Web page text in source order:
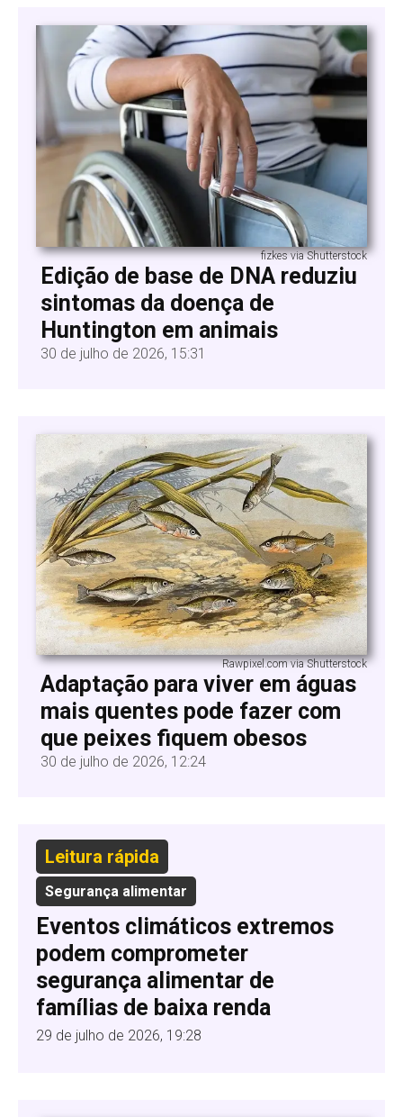
fizkes via Shutterstock
Edição de base de DNA reduziu
sintomas da doença de
Huntington em animais
30 de julho de 2026, 15:31
Rawpixel.com via Shutterstock
Adaptação para viver em águas
mais quentes pode fazer com
que peixes fiquem obesos
30 de julho de 2026, 12:24
Leitura rápida
Segurança alimentar
Eventos climáticos extremos
podem comprometer
segurança alimentar de
famílias de baixa renda
29 de julho de 2026, 19:28